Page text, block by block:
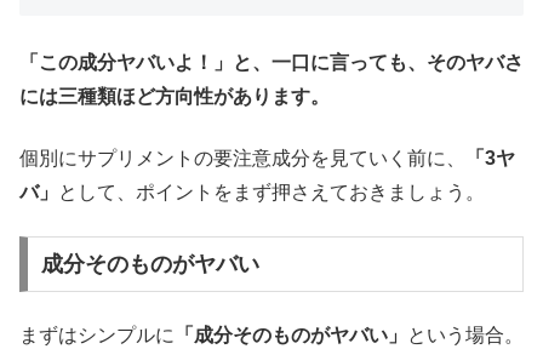
「この成分ヤバいよ！」と、一口に言っても、そのヤバさ
には三種類ほど方向性があります。
個別にサプリメントの要注意成分を見ていく前に、
「3ヤ
バ」
として、ポイントをまず押さえておきましょう。
成分そのものがヤバい
まずはシンプルに 「成分そのものがヤバい」 という場合。